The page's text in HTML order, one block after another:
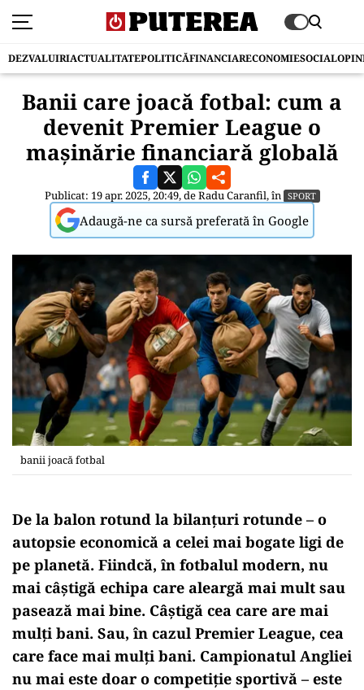
DEZVALUIRIACTUALITATEPOLITICĂFINANCIARECONOMIESOCIAL
Banii care joacă fotbal: cum a
devenit Premier League o
mașinărie financiară globală
Publicat: 19 apr. 2025, 20:49, deRadu Caranfil, în SPORT
Adaugă-ne ca sursă preferată în Google
banii joacă fotbal
De la balon rotund la bilanțuri rotunde – o
autopsie economică a celei mai bogate ligi de
pe planetă. Fiindcă, în fotbalul modern, nu
mai câștigă echipa care aleargă mai mult sau
pasează mai bine. Câștigă cea care are mai
mulți bani. Sau, în cazul Premier League, cea
care face mai mulți bani. Campionatul Angliei
nu mai este doar o competiție sportivă – este